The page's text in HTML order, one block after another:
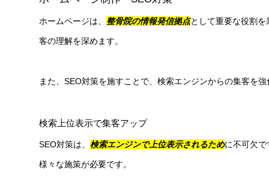
ホームページは、 整骨院の情報発信拠点として重要な役割
客の理解を深めます。
また、SEO対策を施すことで、検索エンジンからの集客を
検索上位表示で集客アップ
SEO対策は、 検索エンジンで上位表示されるために不可欠で
様々な施策が必要です。